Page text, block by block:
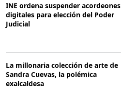
INE ordena suspender acordeones
digitales para elección del Poder
Judicial
La millonaria colección de arte de
Sandra Cuevas, la polémica
exalcaldesa